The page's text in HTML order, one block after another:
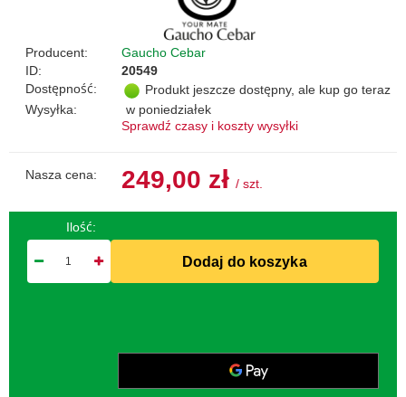
Producent:
Gaucho Cebar
ID:
20549
Dostępność:
Produkt jeszcze dostępny, ale kup go teraz
Wysyłka:
w poniedziałek
Sprawdź czasy i koszty wysyłki
Nasza cena: 249,00 zł / szt.
Ilość:
Dodaj do koszyka